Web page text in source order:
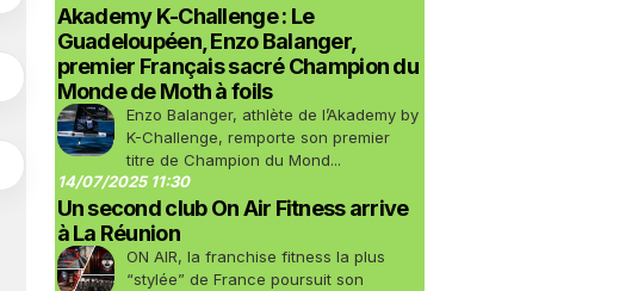
Akademy K-Challenge : Le
Guadeloupéen, Enzo Balanger,
premier Français sacré Champion du
Monde de Moth à foils
Enzo Balanger, athlète de l’Akademy by
K-Challenge, remporte son premier
titre de Champion du Mond...
14/07/2025 11:30
Un second club On Air Fitness arrive
à La Réunion
ON AIR, la franchise fitness la plus
“stylée” de France poursuit son